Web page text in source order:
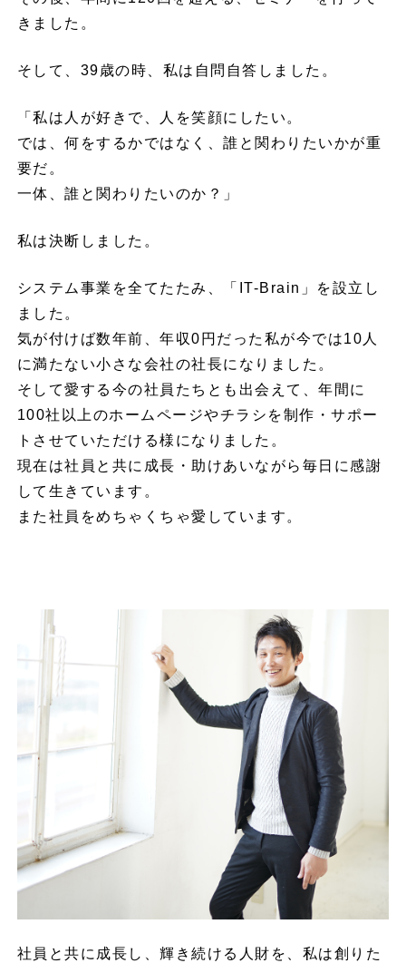
きました。
そして、39歳の時、私は自問自答しました。
「私は人が好きで、人を笑顔にしたい。
では、何をするかではなく、誰と関わりたいかが重
要だ。
一体、誰と関わりたいのか？」
私は決断しました。
システム事業を全てたたみ、「IT-Brain」を設立し
ました。
気が付けば数年前、年収0円だった私が今では10人
に満たない小さな会社の社長になりました。
そして愛する今の社員たちとも出会えて、年間に
100社以上のホームページやチラシを制作・サポー
トさせていただける様になりました。
現在は社員と共に成長・助けあいながら毎日に感謝
して生きています。
また社員をめちゃくちゃ愛しています。
社員と共に成長し、輝き続ける人財を、私は創りた